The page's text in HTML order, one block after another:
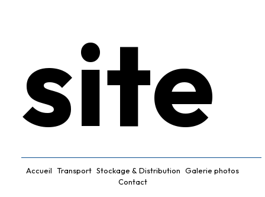
site
Accueil Transport Stockage & Distribution Galerie photos
Contact